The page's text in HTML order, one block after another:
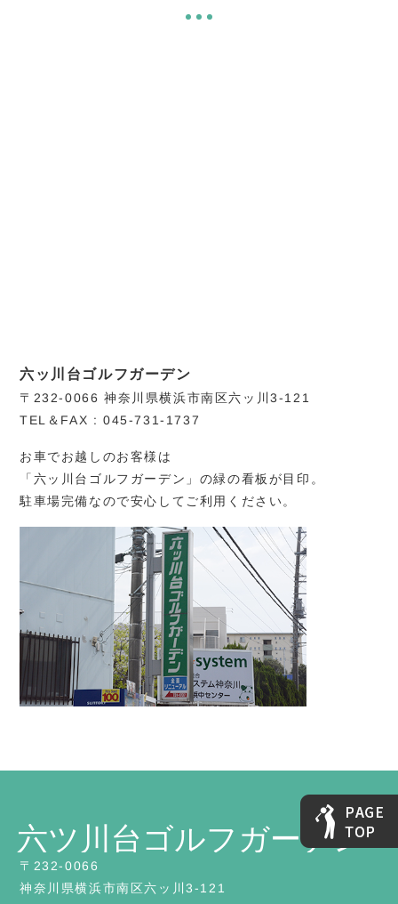
六ッ川台ゴルフガーデン
〒232-0066 神奈川県横浜市南区六ッ川3-121
TEL＆FAX : 045-731-1737
お車でお越しのお客様は
「六ッ川台ゴルフガーデン」の緑の看板が目印。
駐車場完備なので安心してご利用ください。
〒232-0066
神奈川県横浜市南区六ッ川3-121